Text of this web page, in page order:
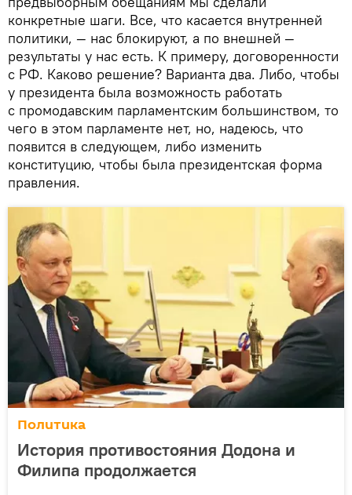
конкретные шаги. Все, что касается внутренней
политики, — нас блокируют, а по внешней —
результаты у нас есть. К примеру, договоренности
с РФ. Каково решение? Варианта два. Либо, чтобы
у президента была возможность работать
с промодавским парламентским большинством, то
чего в этом парламенте нет, но, надеюсь, что
появится в следующем, либо изменить
конституцию, чтобы была президентская форма
правления.
Политика
История противостояния Додона и
Филипа продолжается